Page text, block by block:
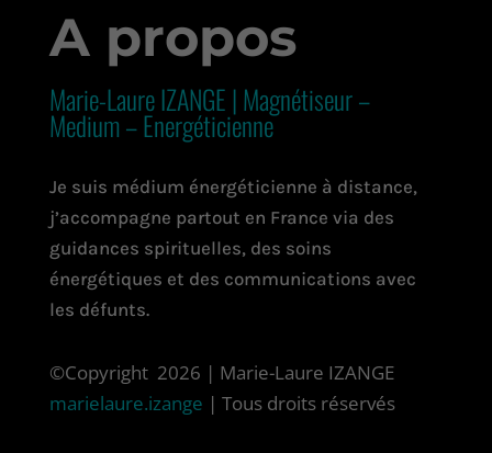
A propos
Marie-Laure IZANGE | Magnétiseur –
Medium – Energéticienne
Je suis médium énergéticienne à distance,
j’accompagne partout en France via des
guidances spirituelles, des soins
énergétiques et des communications avec
les défunts.
©Copyright 2026 | Marie-Laure IZANGE
marielaure.izange | Tous droits réservés